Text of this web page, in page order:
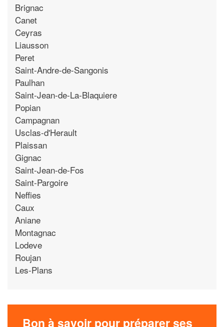
Brignac
Canet
Ceyras
Liausson
Peret
Saint-Andre-de-Sangonis
Paulhan
Saint-Jean-de-La-Blaquiere
Popian
Campagnan
Usclas-d'Herault
Plaissan
Gignac
Saint-Jean-de-Fos
Saint-Pargoire
Neffies
Caux
Aniane
Montagnac
Lodeve
Roujan
Les-Plans
Bon à savoir pour préparer ses